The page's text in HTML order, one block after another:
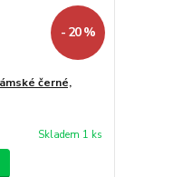
- 20 %
černé,
Skladem 1 ks